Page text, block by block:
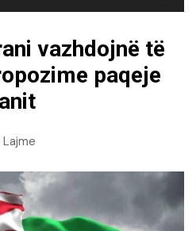
vazhdojnë të
paqeje
Lajme